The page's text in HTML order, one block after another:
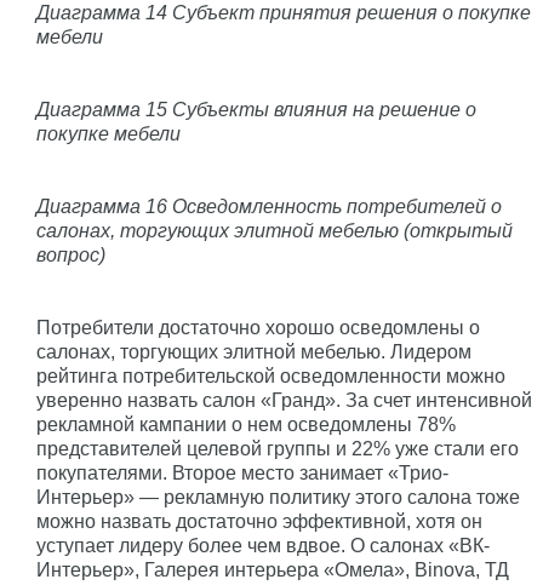
Диаграмма 14 Субъект принятия решения о покупке
мебели
Диаграмма 15 Субъекты влияния на решение о
покупке мебели
Диаграмма 16 Осведомленность потребителей о
салонах, торгующих элитной мебелью (открытый
вопрос)
Потребители достаточно хорошо осведомлены о
салонах, торгующих элитной мебелью. Лидером
рейтинга потребительской осведомленности можно
уверенно назвать салон «Гранд». За счет интенсивной
рекламной кампании о нем осведомлены 78%
представителей целевой группы и 22% уже стали его
покупателями. Второе место занимает «Трио-
Интерьер» — рекламную политику этого салона тоже
можно назвать достаточно эффективной, хотя он
уступает лидеру более чем вдвое. О салонах «ВК-
Интерьер», Галерея интерьера «Омела», Binova, ТД